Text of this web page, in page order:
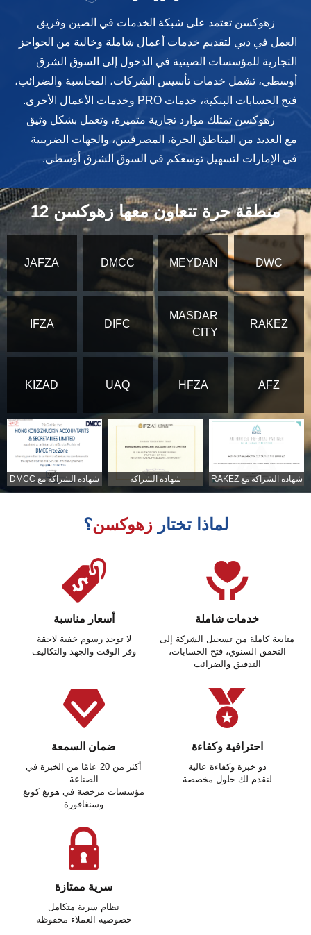
زهوكسن تعتمد على شبكة الخدمات في الصين وفريق
العمل في دبي لتقديم خدمات أعمال شاملة وخالية من الحواجز
التجارية للمؤسسات الصينية في الدخول إلى السوق الشرق
أوسطي، تشمل خدمات تأسيس الشركات، المحاسبة والضرائب،
فتح الحسابات البنكية، خدمات PRO وخدمات الأعمال الأخرى.
زهوكسن تمتلك موارد تجارية متميزة، وتعمل بشكل وثيق
مع العديد من المناطق الحرة، المصرفيين، والجهات الضريبية
في الإمارات لتسهيل توسعكم في السوق الشرق أوسطي.
12 منطقة حرة تتعاون معها زهوكسن
JAFZA DMCC MEYDAN DWC
IFZA DIFC
MASDAR
CITY
RAKEZ
KIZAD UAQ HFZA AFZ
شهادة الشراكة مع DMCC شهادة الشراكة شهادة الشراكة مع RAKEZ
لماذا تختارزهوكسن؟
أسعار مناسبة
لا توجد رسوم خفية لاحقة
وفر الوقت والجهد والتكاليف
خدمات شاملة
متابعة كاملة من تسجيل الشركة إلى
التحقق السنوي، فتح الحسابات،
التدقيق والضرائب
ضمان السمعة
أكثر من 20 عامًا من الخبرة في
الصناعة
مؤسسات مرخصة في هونغ كونغ
وسنغافورة
احترافية وكفاءة
ذو خبرة وكفاءة عالية
لنقدم لك حلول مخصصة
سرية ممتازة
نظام سرية متكامل
خصوصية العملاء محفوظة